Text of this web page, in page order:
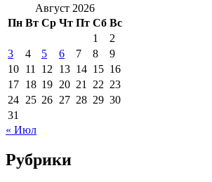
Август 2026
Пн Вт Ср Чт Пт Сб Вс
1
2
3
4 5 6 7 8
9
10 11 12 13 14 15 16
17 18 19 20 21 22 23
24 25 26 27 28 29 30
31
« Июл
Рубрики